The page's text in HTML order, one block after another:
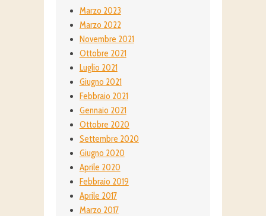
Marzo 2023
Marzo 2022
Novembre 2021
Ottobre 2021
Luglio 2021
Giugno 2021
Febbraio 2021
Gennaio 2021
Ottobre 2020
Settembre 2020
Giugno 2020
Aprile 2020
Febbraio 2019
Aprile 2017
Marzo 2017